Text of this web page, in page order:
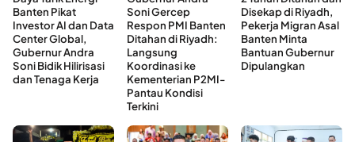
Banten Pikat
Investor AI dan Data
Center Global,
Gubernur Andra
Soni Bidik Hilirisasi
dan Tenaga Kerja
Soni Gercep
Respon PMI Banten
Ditahan di Riyadh:
Langsung
Koordinasi ke
Kementerian P2MI-
Pantau Kondisi
Terkini
Disekap di Riyadh,
Pekerja Migran Asal
Banten Minta
Bantuan Gubernur
Dipulangkan